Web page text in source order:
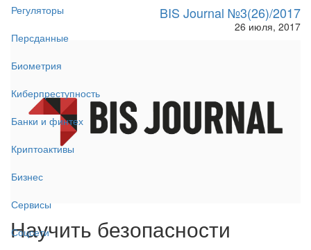
Регуляторы
Персданные
Биометрия
Киберпреступность
Банки и финтех
Криптоактивы
Бизнес
Сервисы
Соцсети
BIS Journal №3(26)/2017
26 июля, 2017
Научить безопасности